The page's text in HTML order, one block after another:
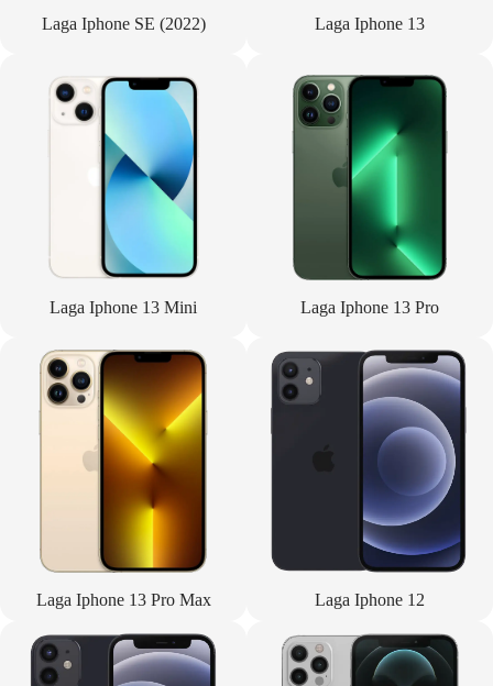
Laga Iphone SE (2022) Laga Iphone 13
Laga Iphone 13 Mini Laga Iphone 13 Pro
Laga Iphone 13 Pro Max Laga Iphone 12